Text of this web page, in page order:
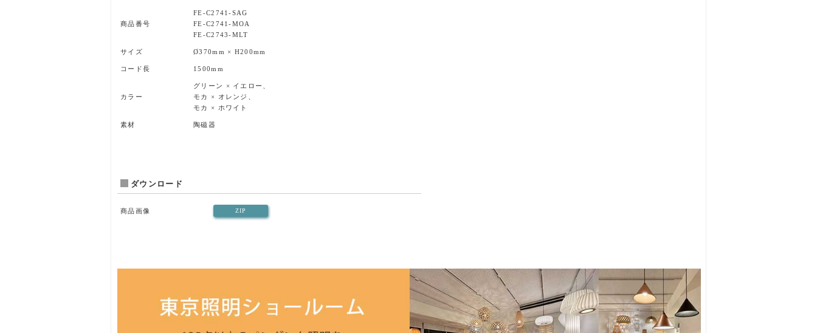
商品番号
FE-C2741-SAG
FE-C2741-MOA
FE-C2743-MLT
サイズ Ø370mm × H200mm
コード長 1500mm
カラー
グリーン × イエロー、
モカ × オレンジ、
モカ × ホワイト
素材 陶磁器
ダウンロード
商品画像 ZIP